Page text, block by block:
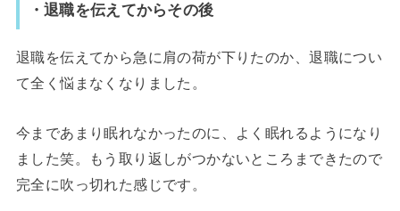
・退職を伝えてからその後
退職を伝えてから急に肩の荷が下りたのか、退職につい
て全く悩まなくなりました。
今まであまり眠れなかったのに、よく眠れるようになり
ました笑。もう取り返しがつかないところまできたので
完全に吹っ切れた感じです。